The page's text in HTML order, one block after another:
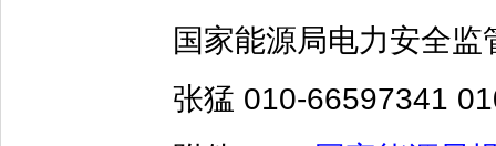
国家能源局电力安全监
张猛 010-66597341